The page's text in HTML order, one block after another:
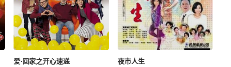
爱·回家之开心速递
夜市人生